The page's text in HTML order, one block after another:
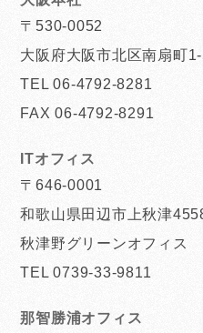
〒530-0052
大阪府大阪市北区南扇町
TEL 06-4792-8281
FAX 06-4792-8291
ITオフィス
〒646-0001
和歌山県田辺市上秋津
秋津野グリーンオフィス
TEL 0739-33-9811
那智勝浦オフィス